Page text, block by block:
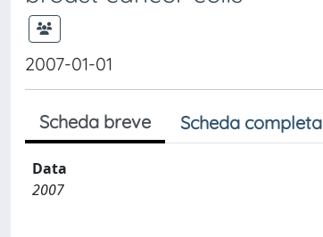
2007-01-01
Scheda breve Scheda completa
Data
2007